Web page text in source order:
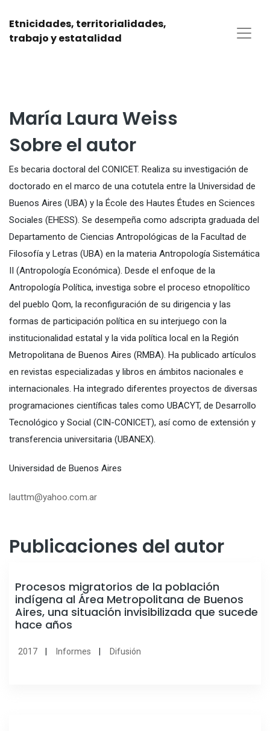
Etnicidades, territorialidades,
trabajo y estatalidad
María Laura Weiss
Sobre el autor
Es becaria doctoral del CONICET. Realiza su investigación de
doctorado en el marco de una cotutela entre la Universidad de
Buenos Aires (UBA) y la École des Hautes Études en Sciences
Sociales (EHESS). Se desempeña como adscripta graduada del
Departamento de Ciencias Antropológicas de la Facultad de
Filosofía y Letras (UBA) en la materia Antropología Sistemática
II (Antropología Económica). Desde el enfoque de la
Antropología Política, investiga sobre el proceso etnopolítico
del pueblo Qom, la reconfiguración de su dirigencia y las
formas de participación política en su interjuego con la
institucionalidad estatal y la vida política local en la Región
Metropolitana de Buenos Aires (RMBA). Ha publicado artículos
en revistas especializadas y libros en ámbitos nacionales e
internacionales. Ha integrado diferentes proyectos de diversas
programaciones científicas tales como UBACYT, de Desarrollo
Tecnológico y Social (CIN-CONICET), así como de extensión y
transferencia universitaria (UBANEX).
Universidad de Buenos Aires
lauttm@yahoo.com.ar
Publicaciones del autor
Procesos migratorios de la población
indígena al Área Metropolitana de Buenos
Aires, una situación invisibilizada que sucede
hace años
2017 Informes Difusión